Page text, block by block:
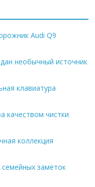
Audi Q9
необычный источник
клавиатура
качеством чистки
коллекция
семейных заметок